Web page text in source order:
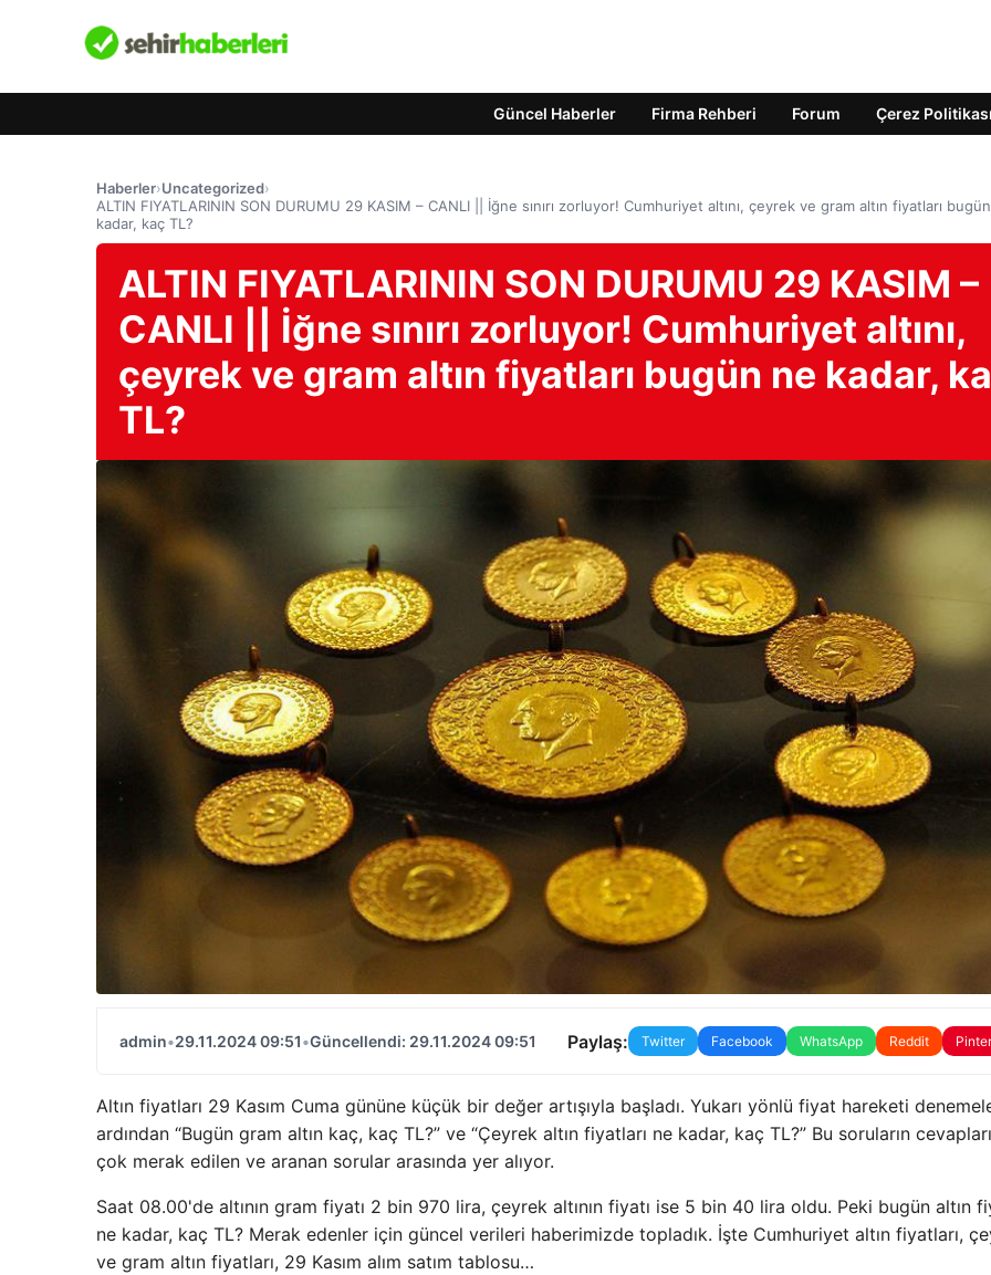
Güncel Haberler Firma Rehberi Forum Çerez Politikası
Haberler›Uncategorized›
ALTIN ​​FIYATLARININ SON DURUMU 29 KASIM – CANLI || İğne sınırı zorluyor! Cumhuriyet altını, çeyrek ve gram altın fiyatları
kadar, kaç TL?
ALTIN ​​FIYATLARININ SON DURUMU 29 KASIM –
CANLI || İğne sınırı zorluyor! Cumhuriyet altını,
çeyrek ve gram altın fiyatları bugün ne kadar,
TL?
admin•29.11.2024 09:51•Güncellendi: 29.11.2024 09:51 Paylaş: Twitter Facebook WhatsApp Reddit
Altın fiyatları 29 Kasım Cuma gününe küçük bir değer artışıyla başladı. Yukarı yönlü fiyat hareketi
ardından “Bugün gram altın kaç, kaç TL?” ve “Çeyrek altın fiyatları ne kadar, kaç TL?” Bu soruların
çok merak edilen ve aranan sorular arasında yer alıyor.
Saat 08.00'de altının gram fiyatı 2 bin 970 lira, çeyrek altının fiyatı ise 5 bin 40 lira oldu. Peki bugün altın
ne kadar, kaç TL? Merak edenler için güncel verileri haberimizde topladık. İşte Cumhuriyet altın fiyatları,
ve gram altın fiyatları, 29 Kasım alım satım tablosu…